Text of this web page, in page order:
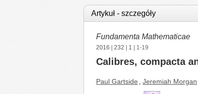
Artykuł - szczegóły
Fundamenta Mathematicae
2016 232 1 | 1-19
Calibres, compacta
Paul Gartside Jeremiah Morgan